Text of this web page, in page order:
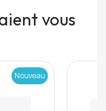
vous
Nouveau